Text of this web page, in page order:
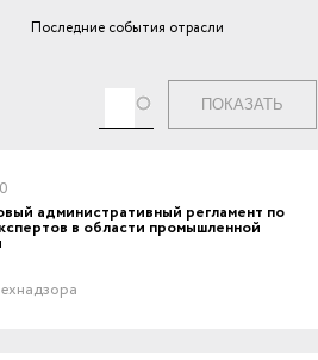
Последние события отрасли
административный регламент по
в области промышленной